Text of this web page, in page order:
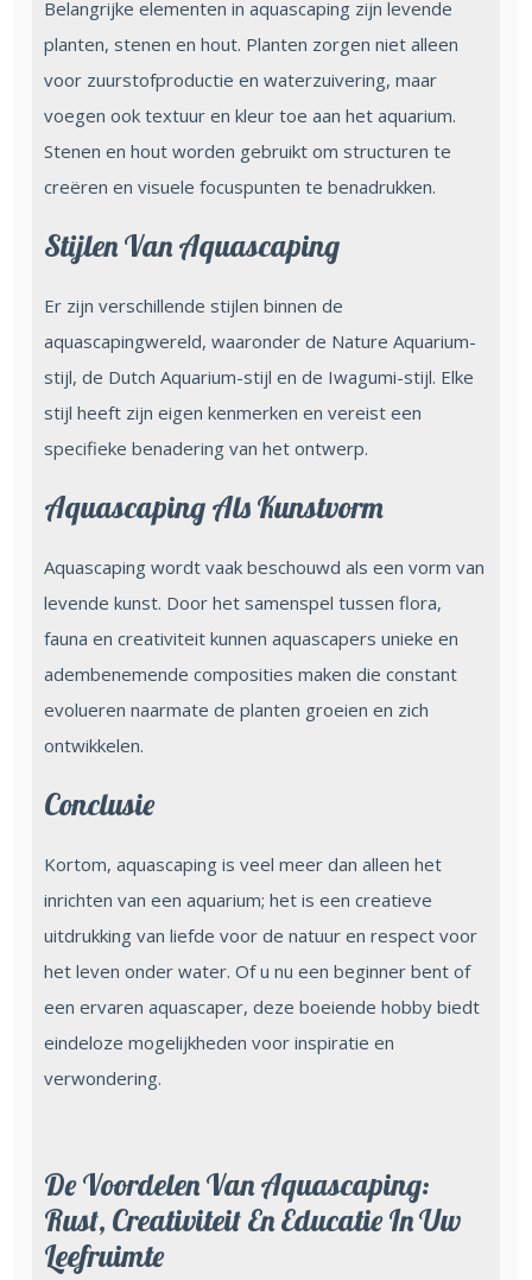
Belangrijke elementen in aquascaping zijn levende
planten, stenen en hout. Planten zorgen niet alleen
voor zuurstofproductie en waterzuivering, maar
voegen ook textuur en kleur toe aan het aquarium.
Stenen en hout worden gebruikt om structuren te
creëren en visuele focuspunten te benadrukken.
Stijlen Van Aquascaping
Er zijn verschillende stijlen binnen de
aquascapingwereld, waaronder de Nature Aquarium-
stijl, de Dutch Aquarium-stijl en de Iwagumi-stijl. Elke
stijl heeft zijn eigen kenmerken en vereist een
specifieke benadering van het ontwerp.
Aquascaping Als Kunstvorm
Aquascaping wordt vaak beschouwd als een vorm van
levende kunst. Door het samenspel tussen flora,
fauna en creativiteit kunnen aquascapers unieke en
adembenemende composities maken die constant
evolueren naarmate de planten groeien en zich
ontwikkelen.
Conclusie
Kortom, aquascaping is veel meer dan alleen het
inrichten van een aquarium; het is een creatieve
uitdrukking van liefde voor de natuur en respect voor
het leven onder water. Of u nu een beginner bent of
een ervaren aquascaper, deze boeiende hobby biedt
eindeloze mogelijkheden voor inspiratie en
verwondering.
De Voordelen Van Aquascaping:
Rust, Creativiteit En Educatie In Uw
Leefruimte